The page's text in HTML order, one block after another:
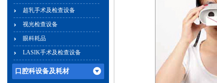
超乳手术及检查设备
视光检查设备
眼科耗品
LASIK手术及检查设备
口腔科设备及耗材